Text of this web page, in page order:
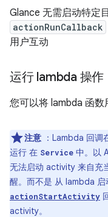
Glance 无需启动特定
actionRunCallback
用户互动
运行 lambda 操作
您可以将 lambda 函数
注意 ：Lambda 回调
运行 在 Service 中。以
无法启动 activity 来自充
醒。 而不是 从 lambda
actionStartActivity
activity。